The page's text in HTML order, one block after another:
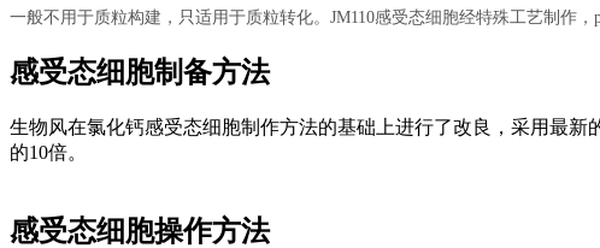
一般不用于质粒构建，只适用于质粒转化。JM110感受态细胞经特殊工艺制作，
感受态细胞制备方法
生物风在氯化钙感受态细胞制作方法的基础上进行了改良，采用最新
的10倍。
感受态细胞操作方法